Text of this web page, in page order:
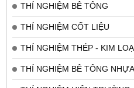
THÍ NGHIỆM BÊ TÔNG
THÍ NGHIỆM CỐT LIỆU
THÍ NGHIỆM THÉP - KIM
THÍ NGHIỆM BÊ TÔNG NHỰA